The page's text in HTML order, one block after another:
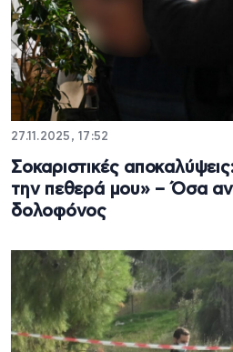
27.11.2025, 17:52
Σοκαριστικές
την πεθερά μου» – Όσα
δολοφόνος